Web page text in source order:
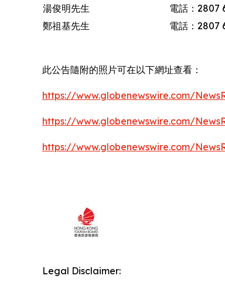
湯俊明先生 電話：2807
鄭祖基先生
電話：2807
此公告隨附的照片可在以下網址查看：
https://www.globenewswire.com/
https://www.globenewswire.com/
https://www.globenewswire.com/
Legal Disclaimer: